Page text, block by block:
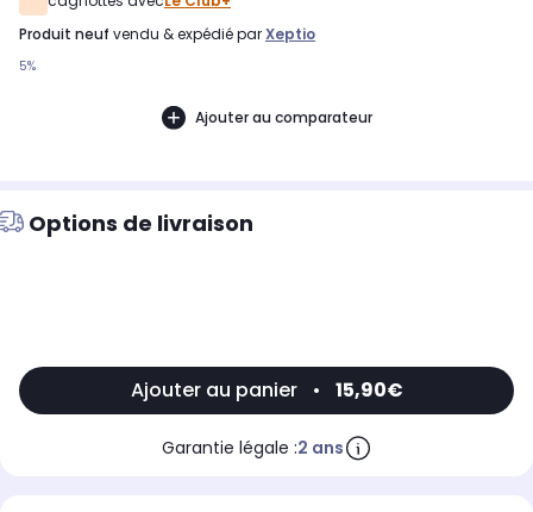
produit neuf vendu & expédié parXeptio
5%
Ajouter au comparateur
Options de livraison
Ajouter au panier • 15,90€
Garantie légale :2 ans